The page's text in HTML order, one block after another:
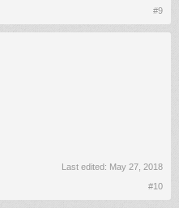
#9
Last edited: May 27, 2018
#10